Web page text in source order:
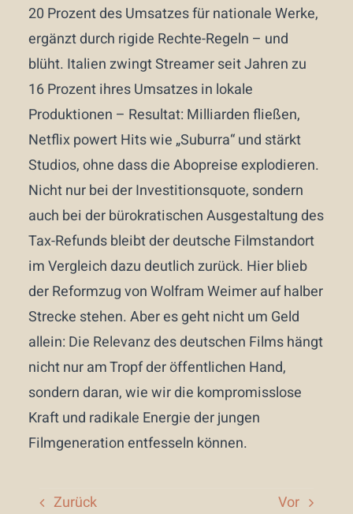
20 Prozent des Umsatzes für nationale Werke,
ergänzt durch rigide Rechte-Regeln – und
blüht. Italien zwingt Streamer seit Jahren zu
16 Prozent ihres Umsatzes in lokale
Produktionen – Resultat: Milliarden fließen,
Netflix powert Hits wie „Suburra“ und stärkt
Studios, ohne dass die Abopreise explodieren.
Nicht nur bei der Investitionsquote, sondern
auch bei der bürokratischen Ausgestaltung des
Tax-Refunds bleibt der deutsche Filmstandort
im Vergleich dazu deutlich zurück. Hier blieb
der Reformzug von Wolfram Weimer auf halber
Strecke stehen. Aber es geht nicht um Geld
allein: Die Relevanz des deutschen Films hängt
nicht nur am Tropf der öffentlichen Hand,
sondern daran, wie wir die kompromisslose
Kraft und radikale Energie der jungen
Filmgeneration entfesseln können.
Zurück Vor